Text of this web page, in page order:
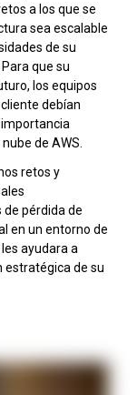
a los que se
sea escalable
de su
que su
los equipos
debían
de AWS.
retos y
de pérdida de
en un entorno de
ayudara a
estratégica de su